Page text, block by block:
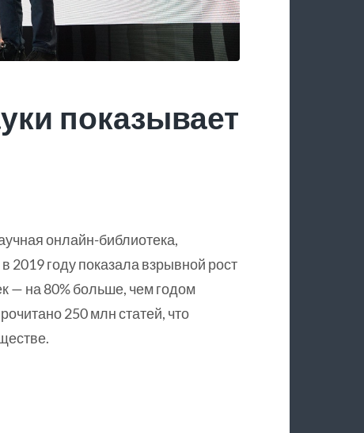
показывает
онлайн-библиотека,
году показала взрывной рост
— на 80% больше, чем годом
250 млн статей, что